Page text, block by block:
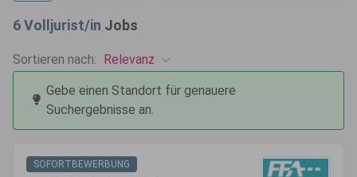
6Volljurist/in Jobs
Sortieren nach: Relevanz
Gebe einen Standort für genauere
Suchergebnisse an.
SOFORTBEWERBUNG